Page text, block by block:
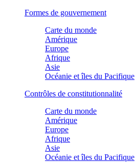
Formes de gouvernement
Carte du monde
Amérique
Europe
Afrique
Asie
Océanie et îles du Pacifique
Contrôles de constitutionnalité
Carte du monde
Amérique
Europe
Afrique
Asie
Océanie et îles du Pacifique